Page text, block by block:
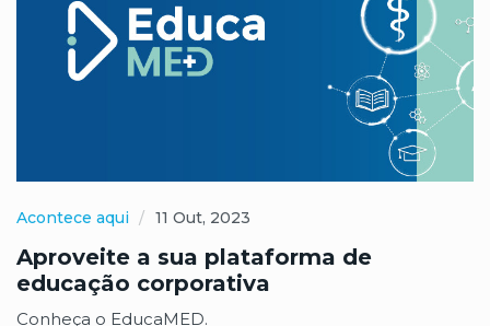
Acontece aqui 11 Out, 2023
Aproveite a sua plataforma de
educação corporativa
Conheça o EducaMED.